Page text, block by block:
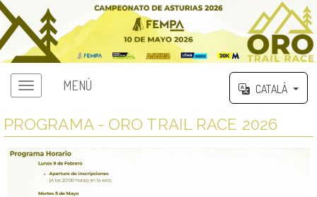
MENÚ CATALÀ
PROGRAMA - ORO TRAIL RACE 2026